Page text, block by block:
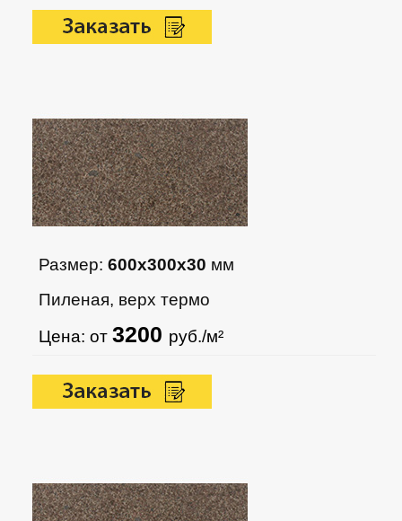
Размер:600х300х30 мм
Пиленая, верх термо
Цена: от3200 руб./м²